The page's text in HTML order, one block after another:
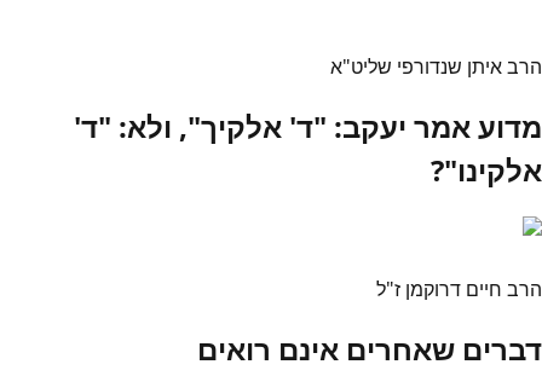
הרב איתן שנדורפי שליט"א
מדוע אמר יעקב: "ד' אלקיך", ולא: "ד'
אלקינו"?
הרב חיים דרוקמן ז"ל
דברים שאחרים אינם רואים